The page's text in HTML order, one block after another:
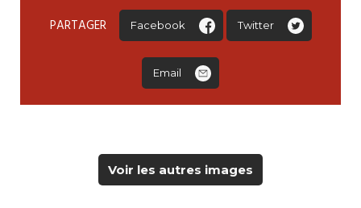
PARTAGER Facebook Twitter
Email
Voir les autres images